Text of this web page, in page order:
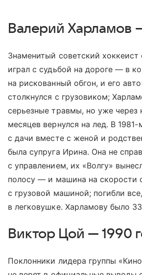
Валерий Харламов
Знаменитый советский
играл с судьбой на дороге — в
на рискованный обгон, и его
столкнулся с грузовиком;
серьезные травмы, но уже через
месяцев вернулся на лед. В
с дачи вместе с женой и
была супруга Ирина. Она не
с управлением, их «Волгу»
полосу — и машина на скорости
с грузовой машиной; погибли
в легковушке. Харламову было
Виктор Цой — 1990
Поклонники лидера группы